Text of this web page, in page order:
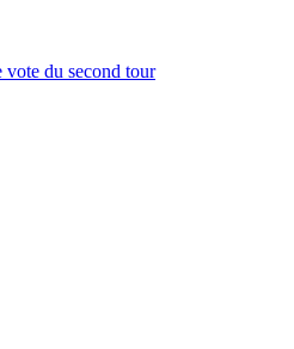
du second tour